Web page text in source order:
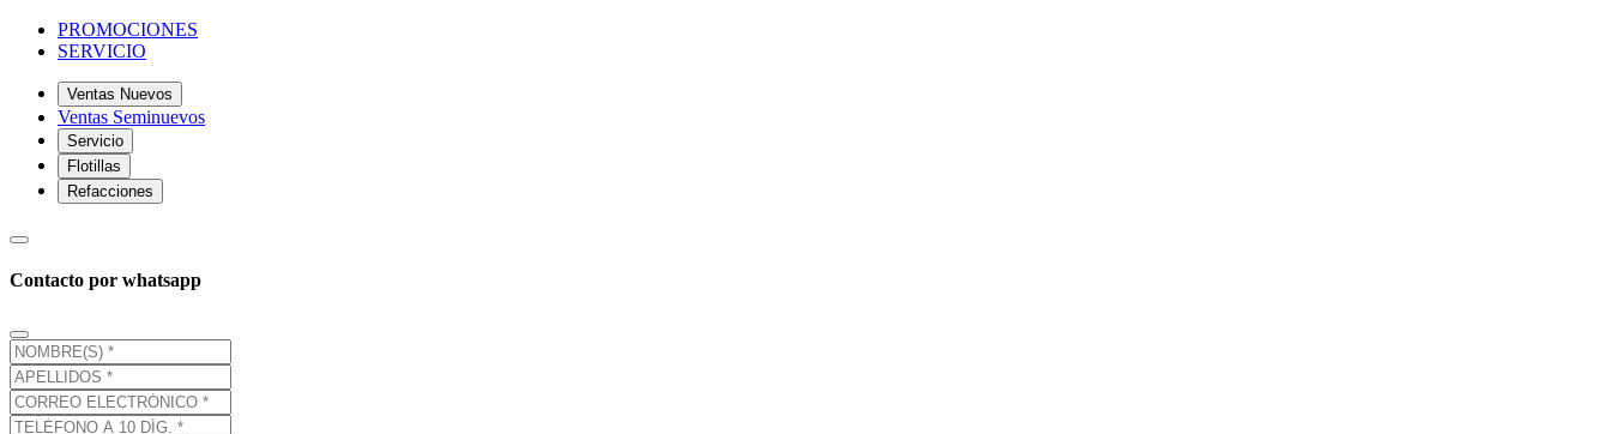
PROMOCIONES
SERVICIO
Ventas Nuevos
Ventas Seminuevos
Servicio
Flotillas
Refacciones
Contacto por whatsapp